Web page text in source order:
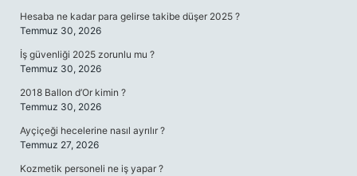
Hesaba ne kadar para gelirse takibe düşer 2025 ?
Temmuz 30, 2026
İş güvenliği 2025 zorunlu mu ?
Temmuz 30, 2026
2018 Ballon d’Or kimin ?
Temmuz 30, 2026
Ayçiçeği hecelerine nasıl ayrılır ?
Temmuz 27, 2026
Kozmetik personeli ne iş yapar ?